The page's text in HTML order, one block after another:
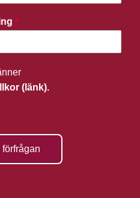
*
(länk).